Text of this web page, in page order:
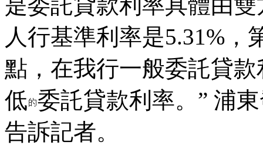
人行基準利率是5.31%
點，在我行一般委託貸
低 委託貸款利率。” 浦
告訴記者。